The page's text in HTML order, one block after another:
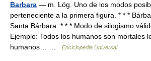
Barbara — m. Lóg. Uno de los modos
perteneciente a la primera figura. * * *
Santa Bárbara. * * * Modo de silogismo
Ejemplo: Todos los humanos son mortales
humanos… …
Enciclopedia Universal